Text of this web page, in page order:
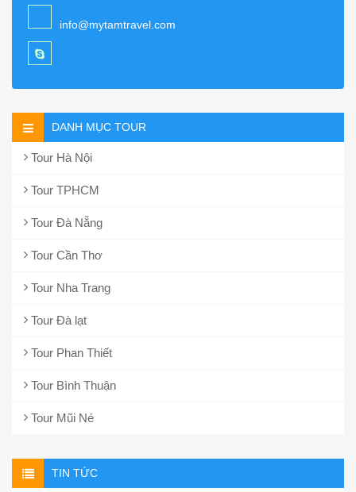
info@mytamtravel.com
DANH MỤC TOUR
Tour Hà Nội
Tour TPHCM
Tour Đà Nẵng
Tour Cần Thơ
Tour Nha Trang
Tour Đà lạt
Tour Phan Thiết
Tour Bình Thuận
Tour Mũi Né
TIN TỨC